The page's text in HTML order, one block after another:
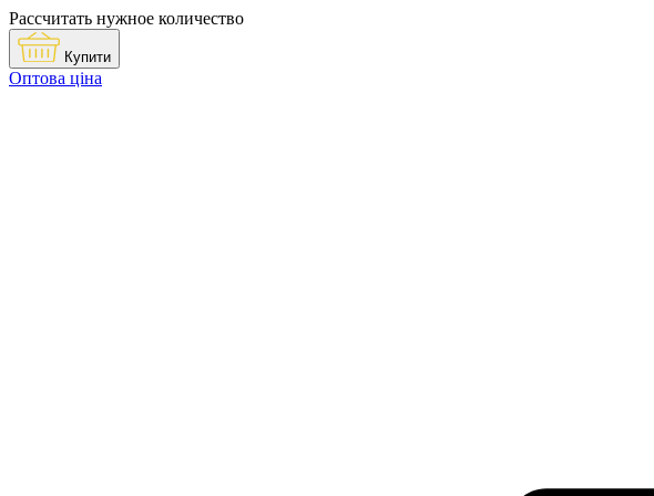
Рассчитать нужное количество
Купити
Оптова ціна